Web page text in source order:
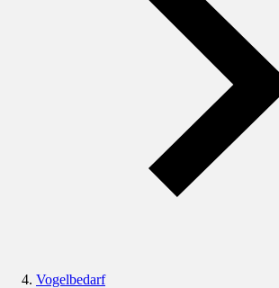
Vogelbedarf